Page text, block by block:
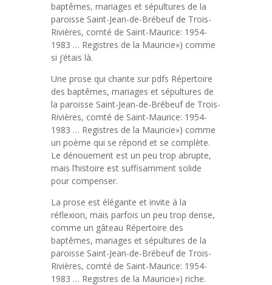
baptêmes, mariages et sépultures de la
paroisse Saint-Jean-de-Brébeuf de Trois-
Rivières, comté de Saint-Maurice: 1954-
1983 … Registres de la Mauricie») comme
si j’étais là.
Une prose qui chante sur pdfs Répertoire
des baptêmes, mariages et sépultures de
la paroisse Saint-Jean-de-Brébeuf de Trois-
Rivières, comté de Saint-Maurice: 1954-
1983 … Registres de la Mauricie») comme
un poème qui se répond et se complète.
Le dénouement est un peu trop abrupte,
mais l’histoire est suffisamment solide
pour compenser.
La prose est élégante et invite à la
réflexion, mais parfois un peu trop dense,
comme un gâteau Répertoire des
baptêmes, mariages et sépultures de la
paroisse Saint-Jean-de-Brébeuf de Trois-
Rivières, comté de Saint-Maurice: 1954-
1983 … Registres de la Mauricie») riche.